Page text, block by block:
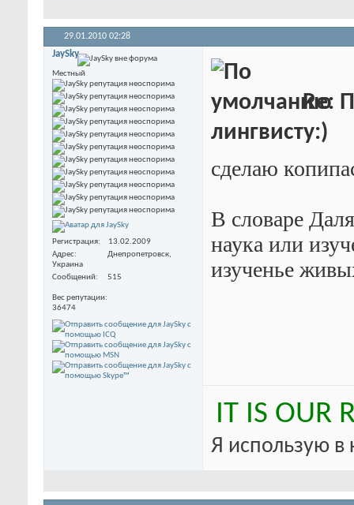
29.01.2010 02:28
JaySky
Местный
Регистрация
13.02.2009
Адрес
Днепропетровск,
Украина
Сообщений
515
Вес репутации
36474
Re:
лингвисту:)
сделаю
В словаре
наука или
изученье
IT IS OUR
Я использую